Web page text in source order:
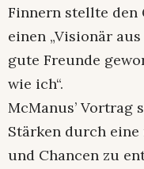
Finnern stellte den
einen „Visionär
gute Freunde
wie ich“.
McManus’ Vortrag
Stärken durch
und Chancen zu